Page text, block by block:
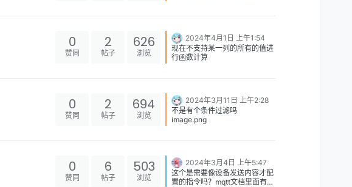
0
赞同
2
帖子
626
浏览
2024年4月1日 上午1:54
现在不支持某一列的所有的值进
行函数计算
0
赞同
2
帖子
694
浏览
2024年3月11日 上午2:28
不是有个条件过滤吗
image.png
0
赞同
6
帖子
503
浏览
2024年3月4日 上午5:47
这个是需要像设备发送内容才配
置的指令吗？mqtt文档里面有相